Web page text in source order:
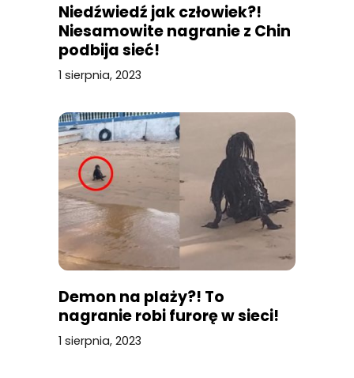
Niedźwiedź jak człowiek?!
Niesamowite nagranie z Chin
podbija sieć!
1 sierpnia, 2023
Demon na plaży?! To
nagranie robi furorę w sieci!
1 sierpnia, 2023